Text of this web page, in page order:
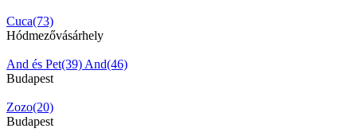
Cuca(73)
Hódmezővásárhely
And és Pet(39) And(46)
Budapest
Zozo(20)
Budapest